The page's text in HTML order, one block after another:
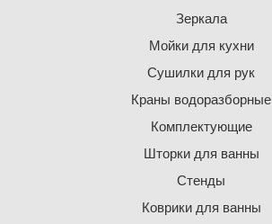
Зеркала
Мойки для кухни
Сушилки для рук
Краны водоразборные
Комплектующие
Шторки для ванны
Стенды
Коврики для ванны